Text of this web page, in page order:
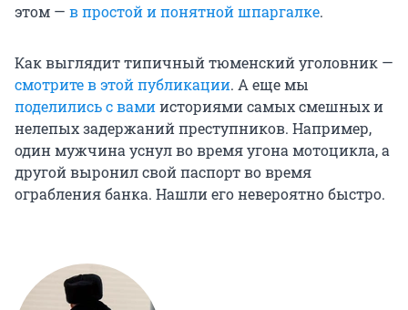
этом — в простой и понятной шпаргалке.
Как выглядит типичный тюменский уголовник —
смотрите в этой публикации. А еще мы
поделились с вамиисториями самых смешных и
нелепых задержаний преступников. Например,
один мужчина уснул во время угона мотоцикла, а
другой выронил свой паспорт во время
ограбления банка. Нашли его невероятно быстро.